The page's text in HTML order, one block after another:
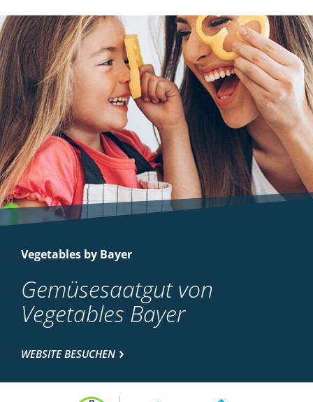
Vegetables by Bayer
Gemüsesaatgut von
Vegetables Bayer
WEBSITE BESUCHEN